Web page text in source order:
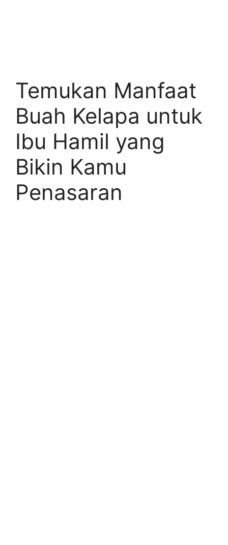
Temukan Manfaat
Buah Kelapa untuk
Ibu Hamil yang
Bikin Kamu
Penasaran